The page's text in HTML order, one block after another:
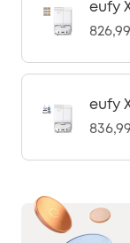
eufy
eufy